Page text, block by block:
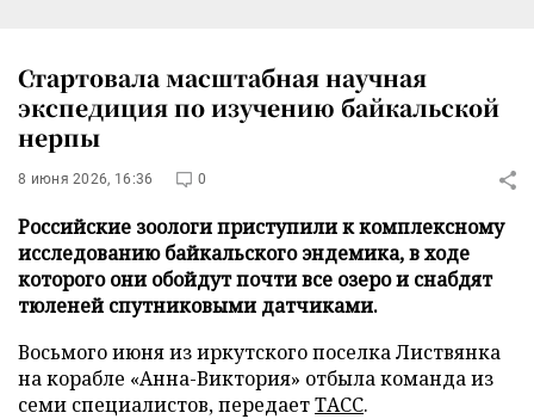
Стартовала масштабная научная
экспедиция по изучению байкальской
нерпы
8 июня 2026, 16:36 0
Российские зоологи приступили к комплексному
исследованию байкальского эндемика, в ходе
которого они обойдут почти все озеро и снабдят
тюленей спутниковыми датчиками.
Восьмого июня из иркутского поселка Листвянка
на корабле «Анна-Виктория» отбыла команда из
семи специалистов, передаетТАСС.